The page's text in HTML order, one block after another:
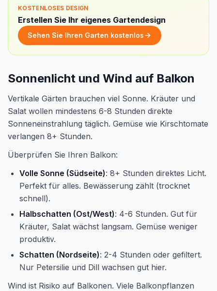
KOSTENLOSES DESIGN
Erstellen Sie Ihr eigenes Gartendesign
Sehen Sie Ihren Garten kostenlos
Sonnenlicht und Wind auf Balkon
Vertikale Gärten brauchen viel Sonne. Kräuter und
Salat wollen mindestens 6-8 Stunden direkte
Sonneneinstrahlung täglich. Gemüse wie Kirschtomate
verlangen 8+ Stunden.
Überprüfen Sie Ihren Balkon:
Volle Sonne (Südseite): 8+ Stunden direktes Licht.
Perfekt für alles. Bewässerung zählt (trocknet
schnell).
Halbschatten (Ost/West): 4-6 Stunden. Gut für
Kräuter, Salat wächst langsam. Gemüse weniger
produktiv.
Schatten (Nordseite): 2-4 Stunden oder gefiltert.
Nur Petersilie und Dill wachsen gut hier.
Wind ist Risiko auf Balkonen. Viele Balkonpflanzen